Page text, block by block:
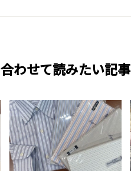
合わせて読みたい記事